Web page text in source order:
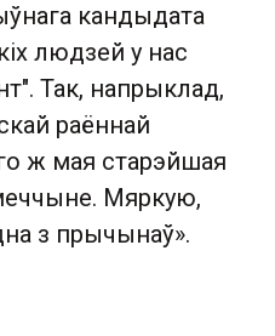
кандыдата
людзей у нас
Так, напрыклад,
раённай
ж мая старэйшая
Мяркую,
з прычынаў».